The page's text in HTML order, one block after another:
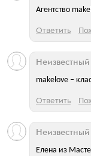
Агентство
Ответить
makelove –
Неизвестный
Ответить
Елена из
Неизвестный